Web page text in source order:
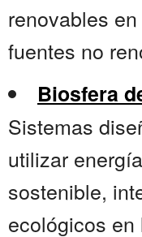
renovables
fuentes no
Biosfera
Sistemas
utilizar
sostenible,
ecológicos